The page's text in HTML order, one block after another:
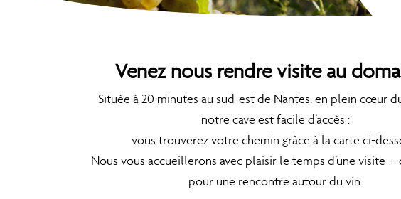
Venez nous rendre visite au
Située à 20 minutes au sud-est de Nantes, en plein cœur
notre cave est facile d’accès :
vous trouverez votre chemin grâce à la carte ci-
Nous vous accueillerons avec plaisir le temps d’une visite –
pour une rencontre autour du vin.